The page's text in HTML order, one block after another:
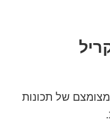
של תכונות